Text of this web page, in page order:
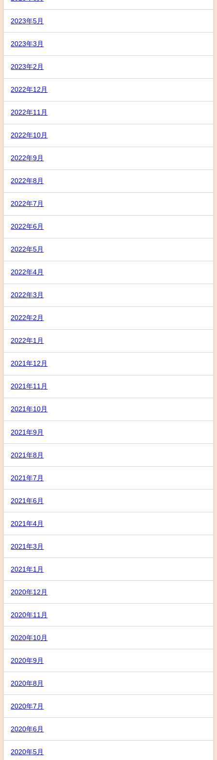
2023年5月
2023年3月
2023年2月
2022年12月
2022年11月
2022年10月
2022年9月
2022年8月
2022年7月
2022年6月
2022年5月
2022年4月
2022年3月
2022年2月
2022年1月
2021年12月
2021年11月
2021年10月
2021年9月
2021年8月
2021年7月
2021年6月
2021年4月
2021年3月
2021年1月
2020年12月
2020年11月
2020年10月
2020年9月
2020年8月
2020年7月
2020年6月
2020年5月